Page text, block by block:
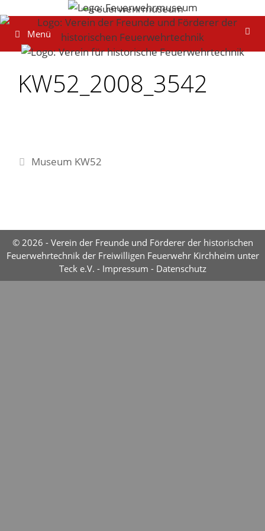
Inhalt
springenMenü
KW52_2008_3542
Museum KW52
© 2026 - Verein der Freunde und Förderer der historischen
Feuerwehrtechnik der Freiwilligen Feuerwehr Kirchheim unter
Teck e.V. - Impressum - Datenschutz